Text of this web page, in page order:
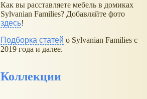
Как вы расставляете мебель в домиках
Sylvanian Families? Добавляйте фото
здесь!
Подборка статей о Sylvanian Families с
2019 года и далее.
Коллекции